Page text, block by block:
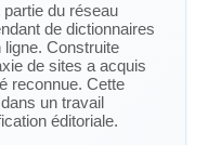
partie du réseau
de dictionnaires
ligne. Construite
de sites a acquis
reconnue. Cette
un travail
éditoriale.